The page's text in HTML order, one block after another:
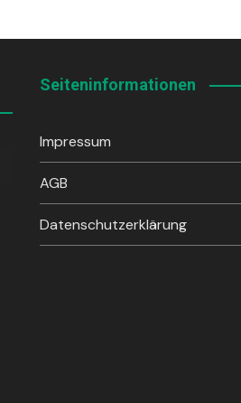
Seiteninformationen
Impressum
AGB
Datenschutzerklärung